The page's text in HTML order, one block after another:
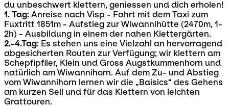
du unbeschwert klettern, geniessen und dich erholen!
1. Tag: Anreise nach Visp - Fahrt mit dem Taxi zum
Fuxtritt 1851m - Aufstieg zur Wiwannihütte (2470m, 1-
2h) - Ausbildung in einem der nahen Klettergärten.
2.-4.Tag: Es stehen uns eine Vielzahl an hervorragend
abgesicherten Routen zur Verfügung; wir klettern am
Schepfipfiler, Klein und Gross Augstkummenhorn und
natürlich am Wiwannihorn. Auf dem Zu- und Abstieg
vom Wiwannihorn lernen wir die „Baisics“ des Gehens
am kurzen Seil und für das Klettern von leichten
Grattouren.